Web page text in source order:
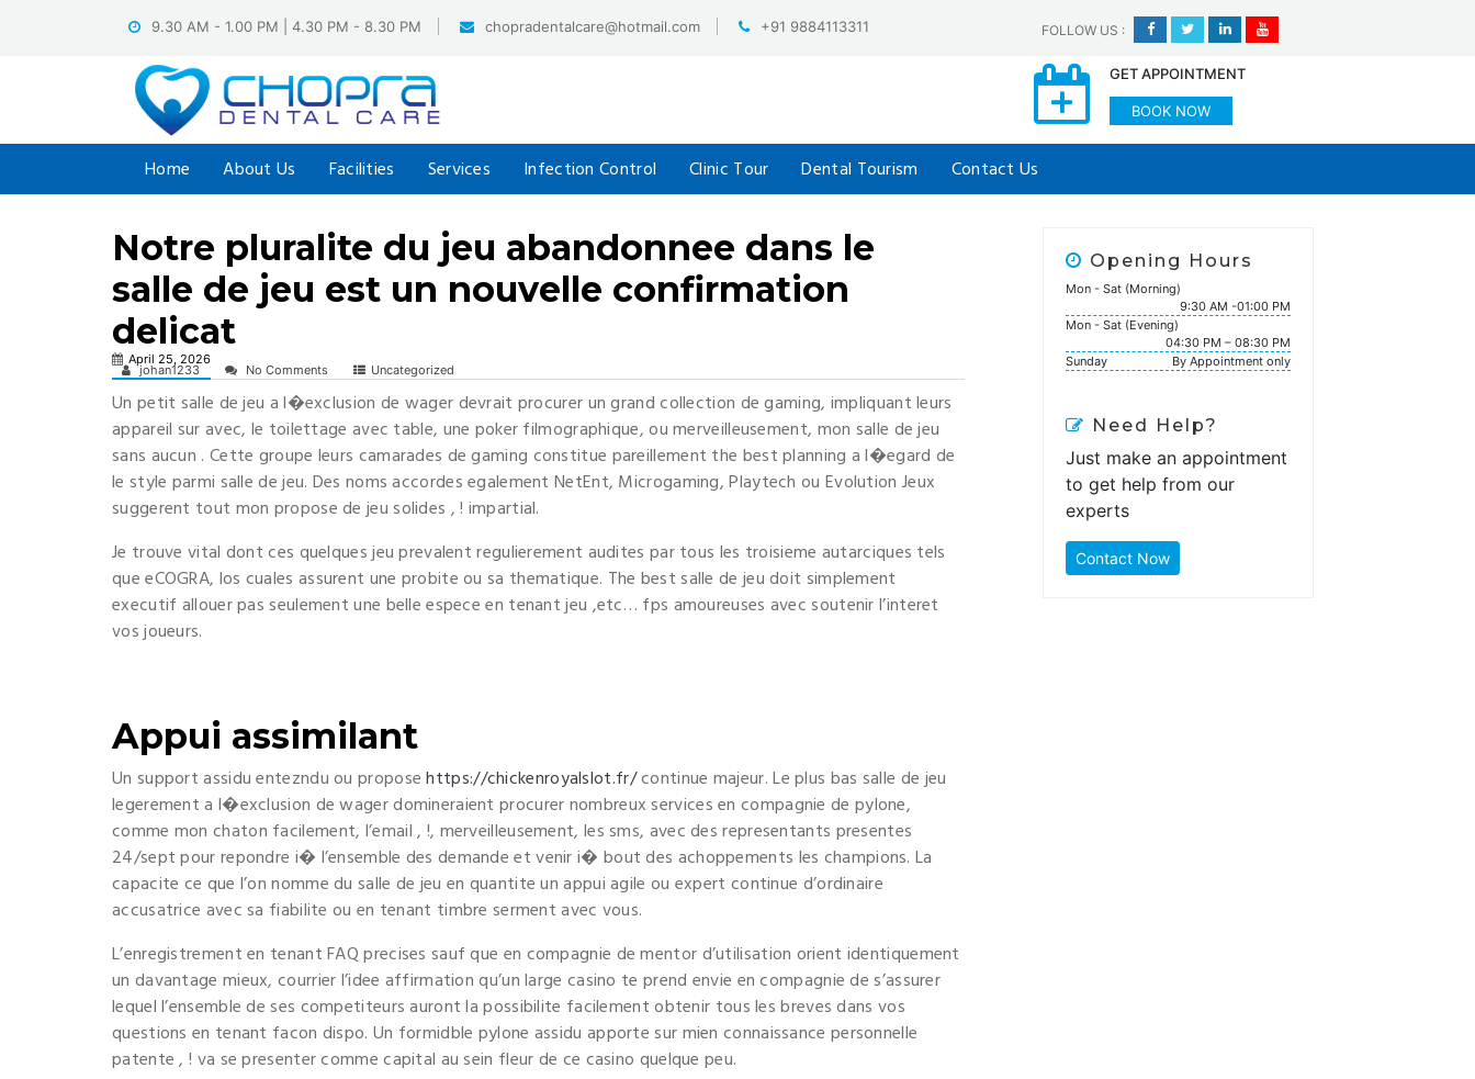
9.30 AM - 1.00 PM | 4.30 PM - 8.30 PM chopradentalcare@hotmail.com +91 9884113311 FOLLOW US :
GET APPOINTMENT
BOOK NOW
Home About Us Facilities Services Infection Control Clinic Tour Dental Tourism Contact Us
Notre pluralite du jeu abandonnee dans le
salle de jeu est un nouvelle confirmation
delicat
April 25, 2026
johan1233 No Comments Uncategorized
Un petit salle de jeu a l�exclusion de wager devrait procurer un grand collection de gaming, impliquant leurs
appareil sur avec, le toilettage avec table, une poker filmographique, ou merveilleusement, mon salle de jeu
sans aucun . Cette groupe leurs camarades de gaming constitue pareillement the best planning a l�egard de
le style parmi salle de jeu. Des noms accordes egalement NetEnt, Microgaming, Playtech ou Evolution Jeux
suggerent tout mon propose de jeu solides , ! impartial.
Je trouve vital dont ces quelques jeu prevalent regulierement audites par tous les troisieme autarciques tels
que eCOGRA, los cuales assurent une probite ou sa thematique. The best salle de jeu doit simplement
executif allouer pas seulement une belle espece en tenant jeu ,etc… fps amoureuses avec soutenir l’interet
vos joueurs.
Appui assimilant
Un support assidu entezndu ou proposehttps://chickenroyalslot.fr/continue majeur. Le plus bas salle de jeu
legerement a l�exclusion de wager domineraient procurer nombreux services en compagnie de pylone,
comme mon chaton facilement, l’email , !, merveilleusement, les sms, avec des representants presentes
24/sept pour repondre i� l’ensemble des demande et venir i� bout des achoppements les champions. La
capacite ce que l’on nomme du salle de jeu en quantite un appui agile ou expert continue d’ordinaire
accusatrice avec sa fiabilite ou en tenant timbre serment avec vous.
L’enregistrement en tenant FAQ precises sauf que en compagnie de mentor d’utilisation orient identiquement
un davantage mieux, courrier l’idee affirmation qu’un large casino te prend envie en compagnie de s’assurer
lequel l’ensemble de ses competiteurs auront la possibilite facilement obtenir tous les breves dans vos
questions en tenant facon dispo. Un formidble pylone assidu apporte sur mien connaissance personnelle
patente , ! va se presenter comme capital au sein fleur de ce casino quelque peu.
Opening Hours
Mon - Sat (Morning)
9:30 AM -01:00 PM
Mon - Sat (Evening)
04:30 PM – 08:30 PM
Sunday
By Appointment only
Need Help?
Just make an appointment
to get help from our
experts
Contact Now